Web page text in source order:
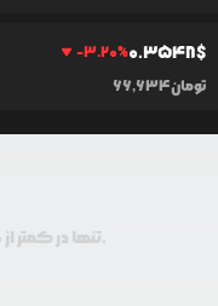
-3.20%0.3548$
66,634تومان
تنها در کمتر از 30 ثانیه ثبت‌نام و احراز هویت خود را تکمیل کنید.